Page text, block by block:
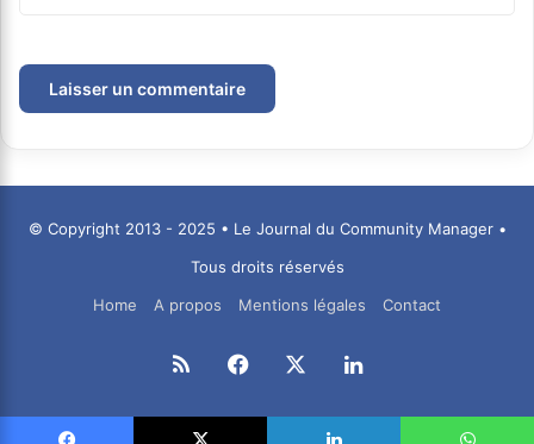
© Copyright 2013 - 2025 • Le Journal du Community Manager •
Tous droits réservés
Home
A propos Mentions légales Contact
RSS Facebook Linkedin